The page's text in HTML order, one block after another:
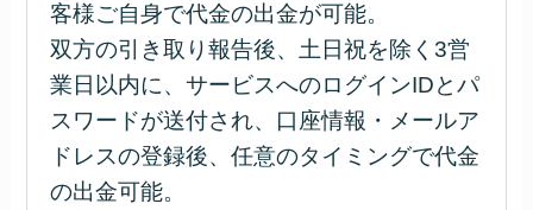
客様ご自身で代金の出金が可能。
双方の引き取り報告後、土日祝を除く3営
業日以内に、サービスへのログインIDとパ
スワードが送付され、口座情報・メールア
ドレスの登録後、任意のタイミングで代金
の出金可能。